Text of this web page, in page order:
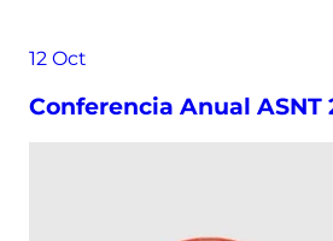
12 Oct
Conferencia Anual ASNT